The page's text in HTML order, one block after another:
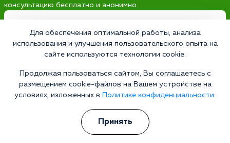
консультацию бесплатно и анонимно.
Наркология 24/7
Для обеспечения оптимальной работы, анализа
использования и улучшения пользовательского опыта на
сайте используются технологии cookie.
Продолжая пользоваться сайтом, Вы соглашаетесь с
размещением cookie-файлов на Вашем устройстве на
условиях, изложенных в
Политике конфиденциальности.
Принять